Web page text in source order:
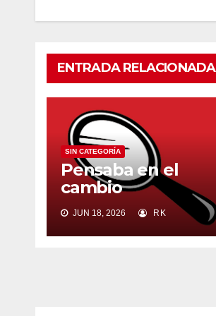
ENTRADA RELACIONADA
SIN CATEGORÍA
Pensaba en el
cambio
JUN 18, 2026 RK